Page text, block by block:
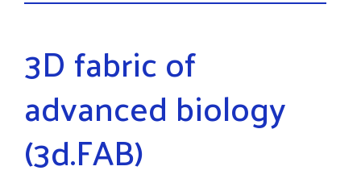
3D fabric of
advanced biology
(3d.FAB)